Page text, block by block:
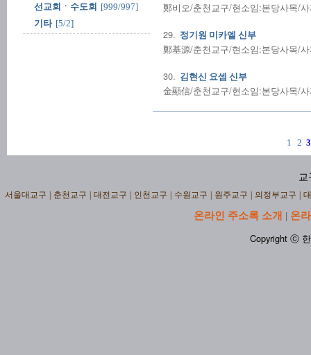
선교회ㆍ수도회 [999/997]
기타 [5/2]
鄭비오/춘천교구/현소임:본당사목/
29. 정기원 미카엘 신부
鄭基源/춘천교구/현소임:본당사목/
30. 김현신 요셉 신부
金顯信/춘천교구/현소임:본당사목/
1 2 3
교
서울대교구 춘천교구 대전교구 인천교구 수원교구 원주교구 의정부교구
온라인 주소록 소개 | 온
Copyright ⓒ